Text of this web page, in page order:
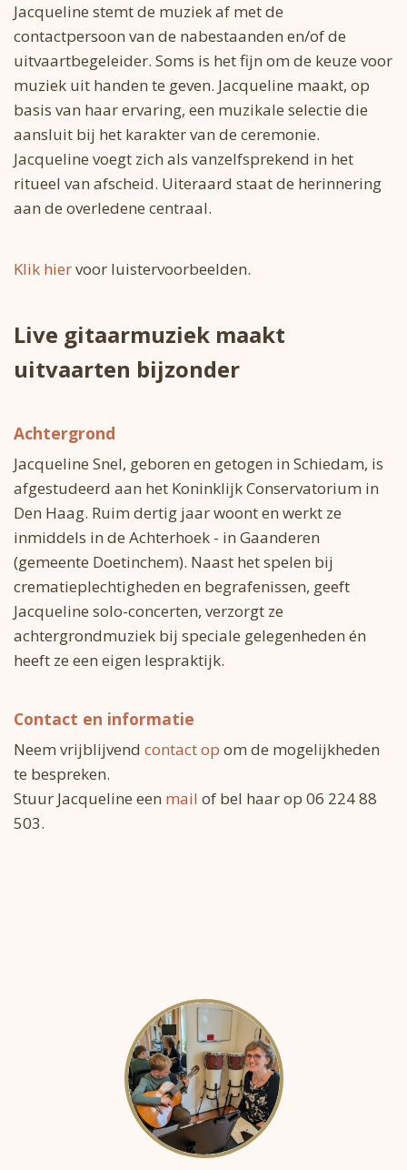
Jacqueline stemt de muziek af met de
contactpersoon van de nabestaanden en/of de
uitvaartbegeleider. Soms is het fijn om de keuze voor
muziek uit handen te geven. Jacqueline maakt, op
basis van haar ervaring, een muzikale selectie die
aansluit bij het karakter van de ceremonie.
Jacqueline voegt zich als vanzelfsprekend in het
ritueel van afscheid. Uiteraard staat de herinnering
aan de overledene centraal.
Klik hiervoor luistervoorbeelden.
Live gitaarmuziek maakt
uitvaarten bijzonder
Achtergrond
Jacqueline Snel, geboren en getogen in Schiedam, is
afgestudeerd aan het Koninklijk Conservatorium in
Den Haag. Ruim dertig jaar woont en werkt ze
inmiddels in de Achterhoek - in Gaanderen
(gemeente Doetinchem). Naast het spelen bij
crematieplechtigheden en begrafenissen, geeft
Jacqueline solo-concerten, verzorgt ze
achtergrondmuziek bij speciale gelegenheden én
heeft ze een eigen lespraktijk.
Contact en informatie
Neem vrijblijvend contact op om de mogelijkheden
te bespreken.
Stuur Jacqueline een mail of bel haar op 06 224 88
503.